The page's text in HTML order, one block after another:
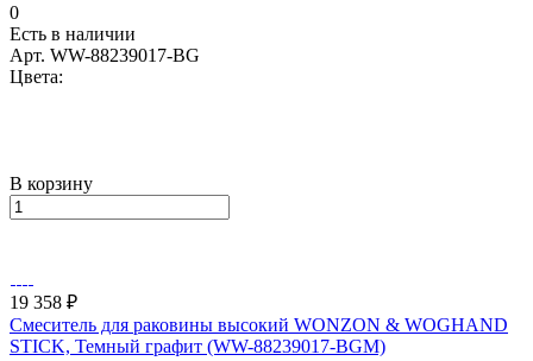
0
Есть в наличии
Арт. WW-88239017-BG
Цвета:
В корзину
19 358 ₽
Смеситель для раковины высокий WONZON & WOGHAND
STICK, Темный графит (WW-88239017-BGM)